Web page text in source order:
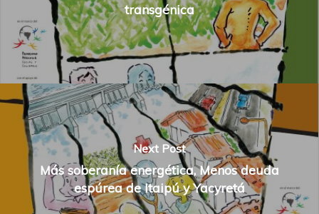
transgénica
Next Post
Más soberanía energética, Menos deuda
espúrea de Itaipú y Yacyretá